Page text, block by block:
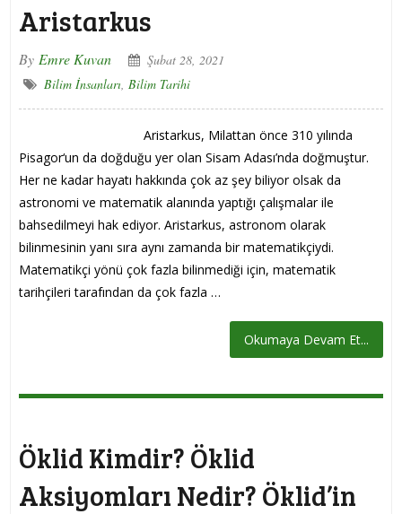
Aristarkus
By Emre Kuvan
Şubat 28, 2021
Bilim İnsanları, Bilim Tarihi
Aristarkus, Milattan önce 310 yılında
Pisagor‘un da doğduğu yer olan Sisam Adası’nda doğmuştur.
Her ne kadar hayatı hakkında çok az şey biliyor olsak da
astronomi ve matematik alanında yaptığı çalışmalar ile
bahsedilmeyi hak ediyor. Aristarkus, astronom olarak
bilinmesinin yanı sıra aynı zamanda bir matematikçiydi.
Matematikçi yönü çok fazla bilinmediği için, matematik
tarihçileri tarafından da çok fazla …
Okumaya Devam Et...
Öklid Kimdir? Öklid
Aksiyomları Nedir? Öklid’in